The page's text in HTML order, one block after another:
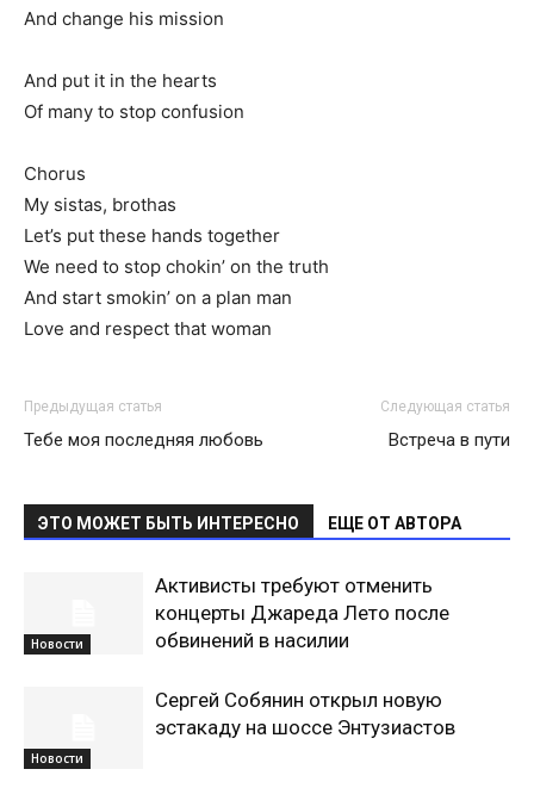
And change his mission
And put it in the hearts
Of many to stop confusion
Chorus
My sistas, brothas
Let’s put these hands together
We need to stop chokin’ on the truth
And start smokin’ on a plan man
Love and respect that woman
Предыдущая статья
Тебе моя последняя любовь
Следующая статья
Встреча в пути
ЭТО МОЖЕТ БЫТЬ ИНТЕРЕСНО ЕЩЕ ОТ АВТОРА
Новости
Активисты требуют отменить
концерты Джареда Лето после
обвинений в насилии
Новости
Сергей Собянин открыл новую
эстакаду на шоссе Энтузиастов